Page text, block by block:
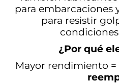
para embarcaciones
para resistir
¿Por qué
Mayor rendimiento =